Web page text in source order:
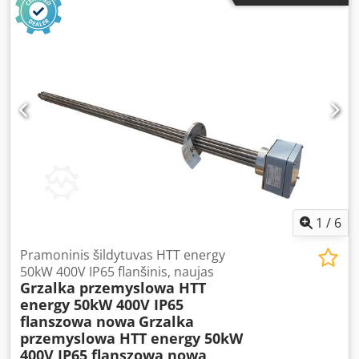
machine cooling. Technical specifications: • Airflow: 1,020
m³/h • Total pressure: 834 N/m² • Static pressure: 681 N/m²
Motor: • Type: АИР71А2УЗ • Power: 0.75 kW • Speed: 2,820
rpm • Voltage: 220/380 V • Protection class: IP54 • Origin:
USSR Cjdpfx Ajud R Iief Horf Advantages: • Compact,
mobile design • Fully functional drive, ready for operation •
Suitable for workshops, paint shops, ventilation, burners
1 / 6
Pramoninis šildytuvas HTT energy
50kW 400V IP65 flanšinis, naujas
Grzalka przemyslowa HTT
energy 50kW 400V IP65
flanszowa nowa Grzalka
przemyslowa HTT energy 50kW